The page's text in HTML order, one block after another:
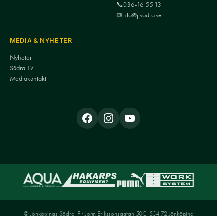
📞036-16 55 13
✉info@j-sodra.se
MEDIA & NYHETER
Nyheter
Södra-TV
Mediakontakt
© Jönköpings Södra IF · John Erikssonsgatan 50C, 554 72 Jönköping